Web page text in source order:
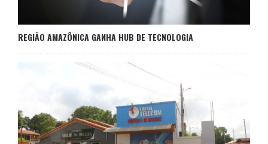
REGIÃO AMAZÔNICA GANHA HUB DE TECNOLOGIA